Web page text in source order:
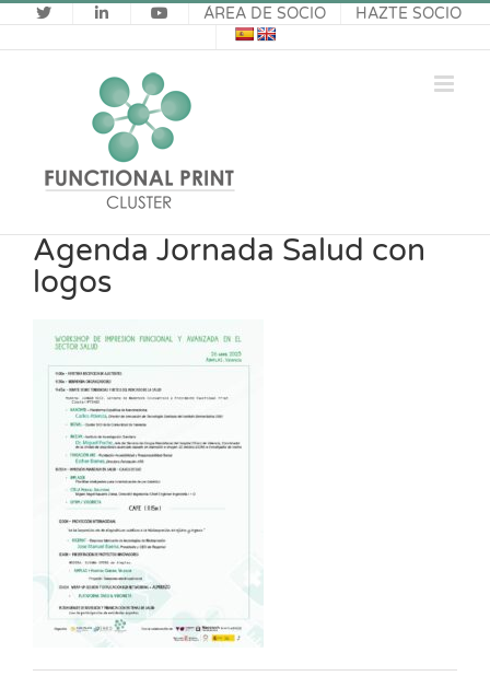
Saltar
al
contenido
ÁREA DE SOCIO HAZTE SOCIO
Agenda Jornada Salud con
logos